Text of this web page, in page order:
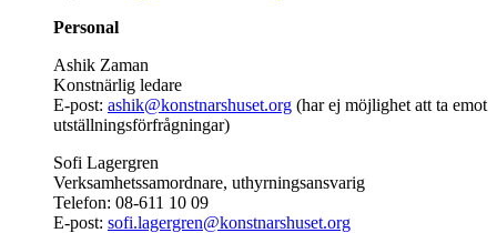
Personal
Ashik Zaman
Konstnärlig ledare
E-post: ashik@konstnarshuset.org (har ej möjlighet att ta emot
utställningsförfrågningar)
Sofi Lagergren
Verksamhetssamordnare, uthyrningsansvarig
Telefon: 08-611 10 09
E-post: sofi.lagergren@konstnarshuset.org